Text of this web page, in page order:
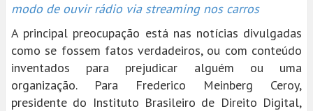
modo de ouvir rádio via streaming nos carros
A principal preocupação está nas notícias divulgadas
como se fossem fatos verdadeiros, ou com conteúdo
inventados para prejudicar alguém ou uma
organização. Para Frederico Meinberg Ceroy,
presidente do Instituto Brasileiro de Direito Digital,